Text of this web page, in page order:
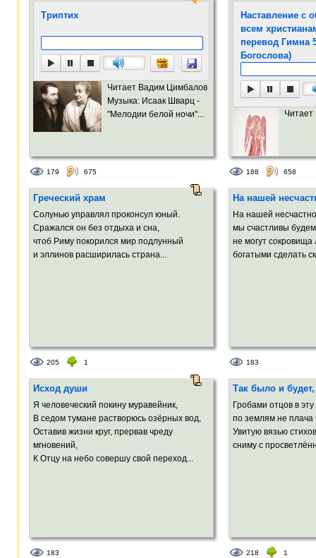
Триптих
Читает Вадим Цимбалов
Музыка: Исаак Шварц -
"Мелодии белой ночи"...
179 675
Наставление с
всем
перевод Гимна
Богослова)
188 658
Греческий храм
Солунью управлял проконсул юный.
Сражался он без отдыха и сна,
чтоб Риму покорился мир подлунный
и эллинов расширилась страна...
205 1
На нашей
На нашей
мы счастливы
не могут сокровища
богатыми сделать
183
Исход души
Я человеческий покину муравейник,
В седом тумане растворюсь озёрных вод,
Оставив жизни круг, прервав чреду
мгновений,
К Отцу на небо совершу свой переход...
183
Так было и
Гробами отцов в
по землям не плача
Увитую вязью
сниму с
218 1